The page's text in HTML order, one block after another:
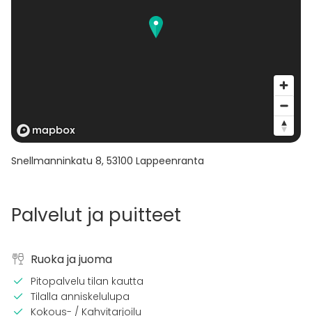
Snellmanninkatu 8, 53100 Lappeenranta
Palvelut ja puitteet
Ruoka ja juoma
Pitopalvelu tilan kautta
Tilalla anniskelulupa
Kokous- / Kahvitarjoilu